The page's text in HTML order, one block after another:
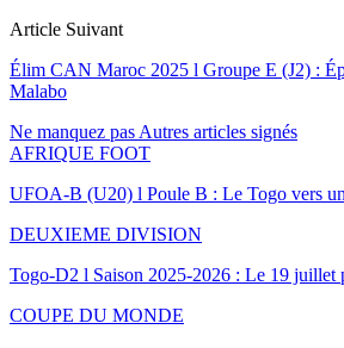
Article Suivant
Élim CAN Maroc 2025 l Groupe E (J2) :
Malabo
Ne manquez pas Autres articles signés
AFRIQUE FOOT
UFOA-B (U20) l Poule B : Le Togo vers
DEUXIEME DIVISION
Togo-D2 l Saison 2025-2026 : Le 19
COUPE DU MONDE